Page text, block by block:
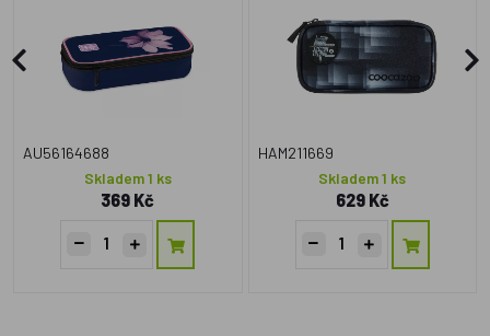
AU56164688
Skladem 1 ks
369 Kč
HAM211669
Skladem 1 ks
629 Kč